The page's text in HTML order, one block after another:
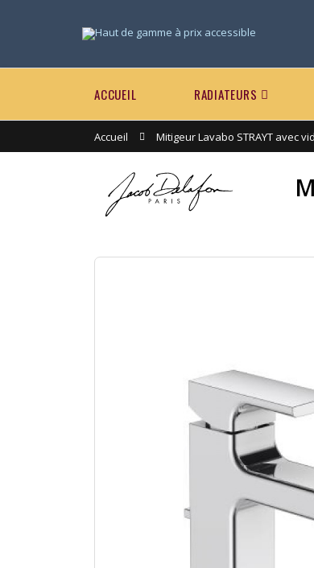
ACCUEIL RADIATEURS
Accueil Mitigeur Lavabo STRAYT avec